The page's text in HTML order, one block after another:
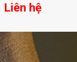
Liên hệ